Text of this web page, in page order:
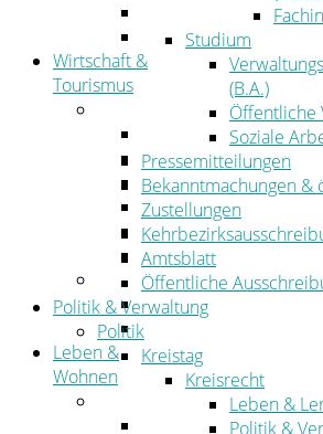
Kommunalaufsicht
Zahlen, Daten, Fakten
Wirtschaft &
Tourismus
Wirtschaftsförderung
Gewerbeflächen und
Arbeitgeberservice
Mobilfunk & Breitband
Straßen- und
Landwirtschaft
Tourismus
Freizeit und Urlaub im
Veranstaltungen
Leben &
Wohnen
Migration
Studium
(B.A.)
Öffentliche
Soziale
Pressemitteilungen
Bekanntmachungen &
Zustellungen
Amtsblatt
Öffentliche
Politik & Verwaltung
Politik
Kreistag
Kreisrecht
Leben &
Politik &